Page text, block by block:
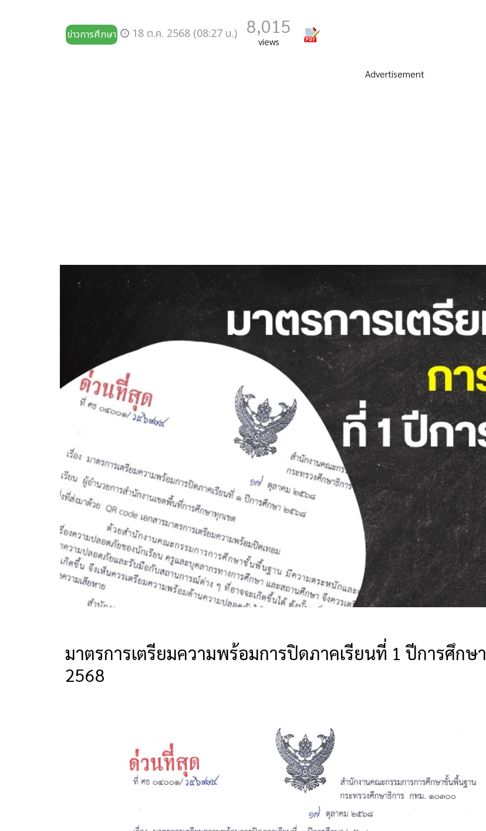
ข่าวการศึกษา 18 ต.ค. 2568 (08:27 น.) 8,015
views
Advertisement
มาตรการเตรียมความพร้อมการปิดภาคเรียนที่ 1 ปีการศึกษา
2568